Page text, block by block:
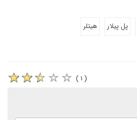
پل پیلار هیتلر
( ۱ )